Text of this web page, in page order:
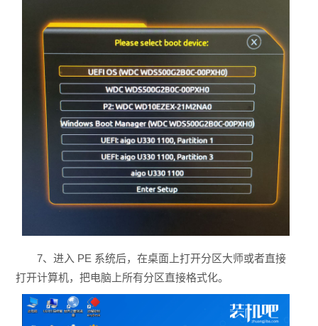
7、进入 PE 系统后，在桌面上打开分区大师或者直接
打开计算机，把电脑上所有分区直接格式化。